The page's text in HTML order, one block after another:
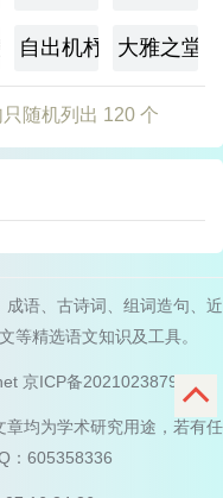
自出机杼 大雅之堂
随机列出 120 个
语、古诗词、组词造句、近
等精选语文知识及工具。
京ICP备2021023879号
均为学术研究用途，若有任
：605358336